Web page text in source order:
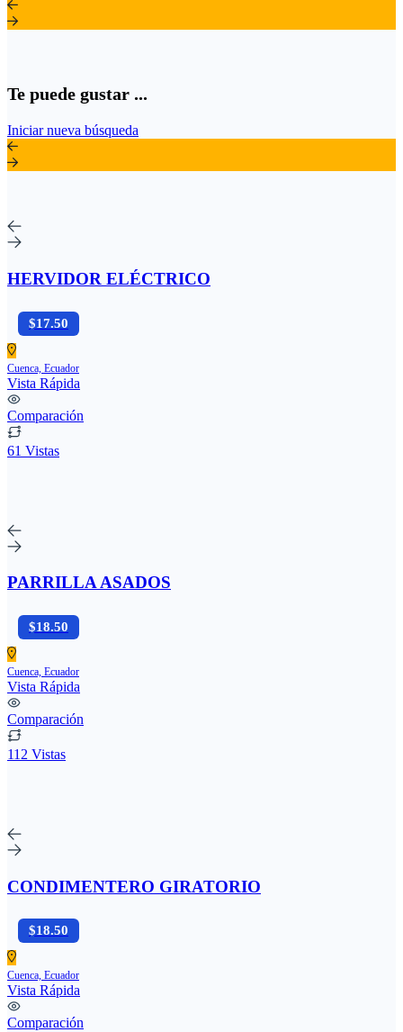
Te puede gustar ...
Iniciar nueva búsqueda
HERVIDOR ELÉCTRICO
$17.50
Cuenca, Ecuador
Vista Rápida
Comparación
61 Vistas
PARRILLA ASADOS
$18.50
Cuenca, Ecuador
Vista Rápida
Comparación
112 Vistas
CONDIMENTERO GIRATORIO
$18.50
Cuenca, Ecuador
Vista Rápida
Comparación